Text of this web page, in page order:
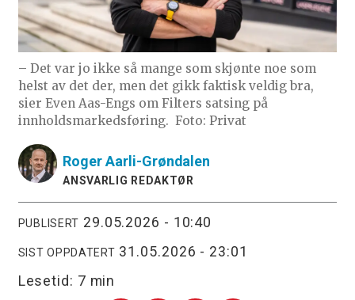
– Det var jo ikke så mange som skjønte noe som
helst av det der, men det gikk faktisk veldig bra,
sier Even Aas-Engs om Filters satsing på
innholdsmarkedsføring. Foto: Privat
RogerAarli-Grøndalen
ANSVARLIG REDAKTØR
PUBLISERT 29.05.2026 - 10:40
SIST OPPDATERT
31.05.2026 - 23:01
Lesetid: 7 min